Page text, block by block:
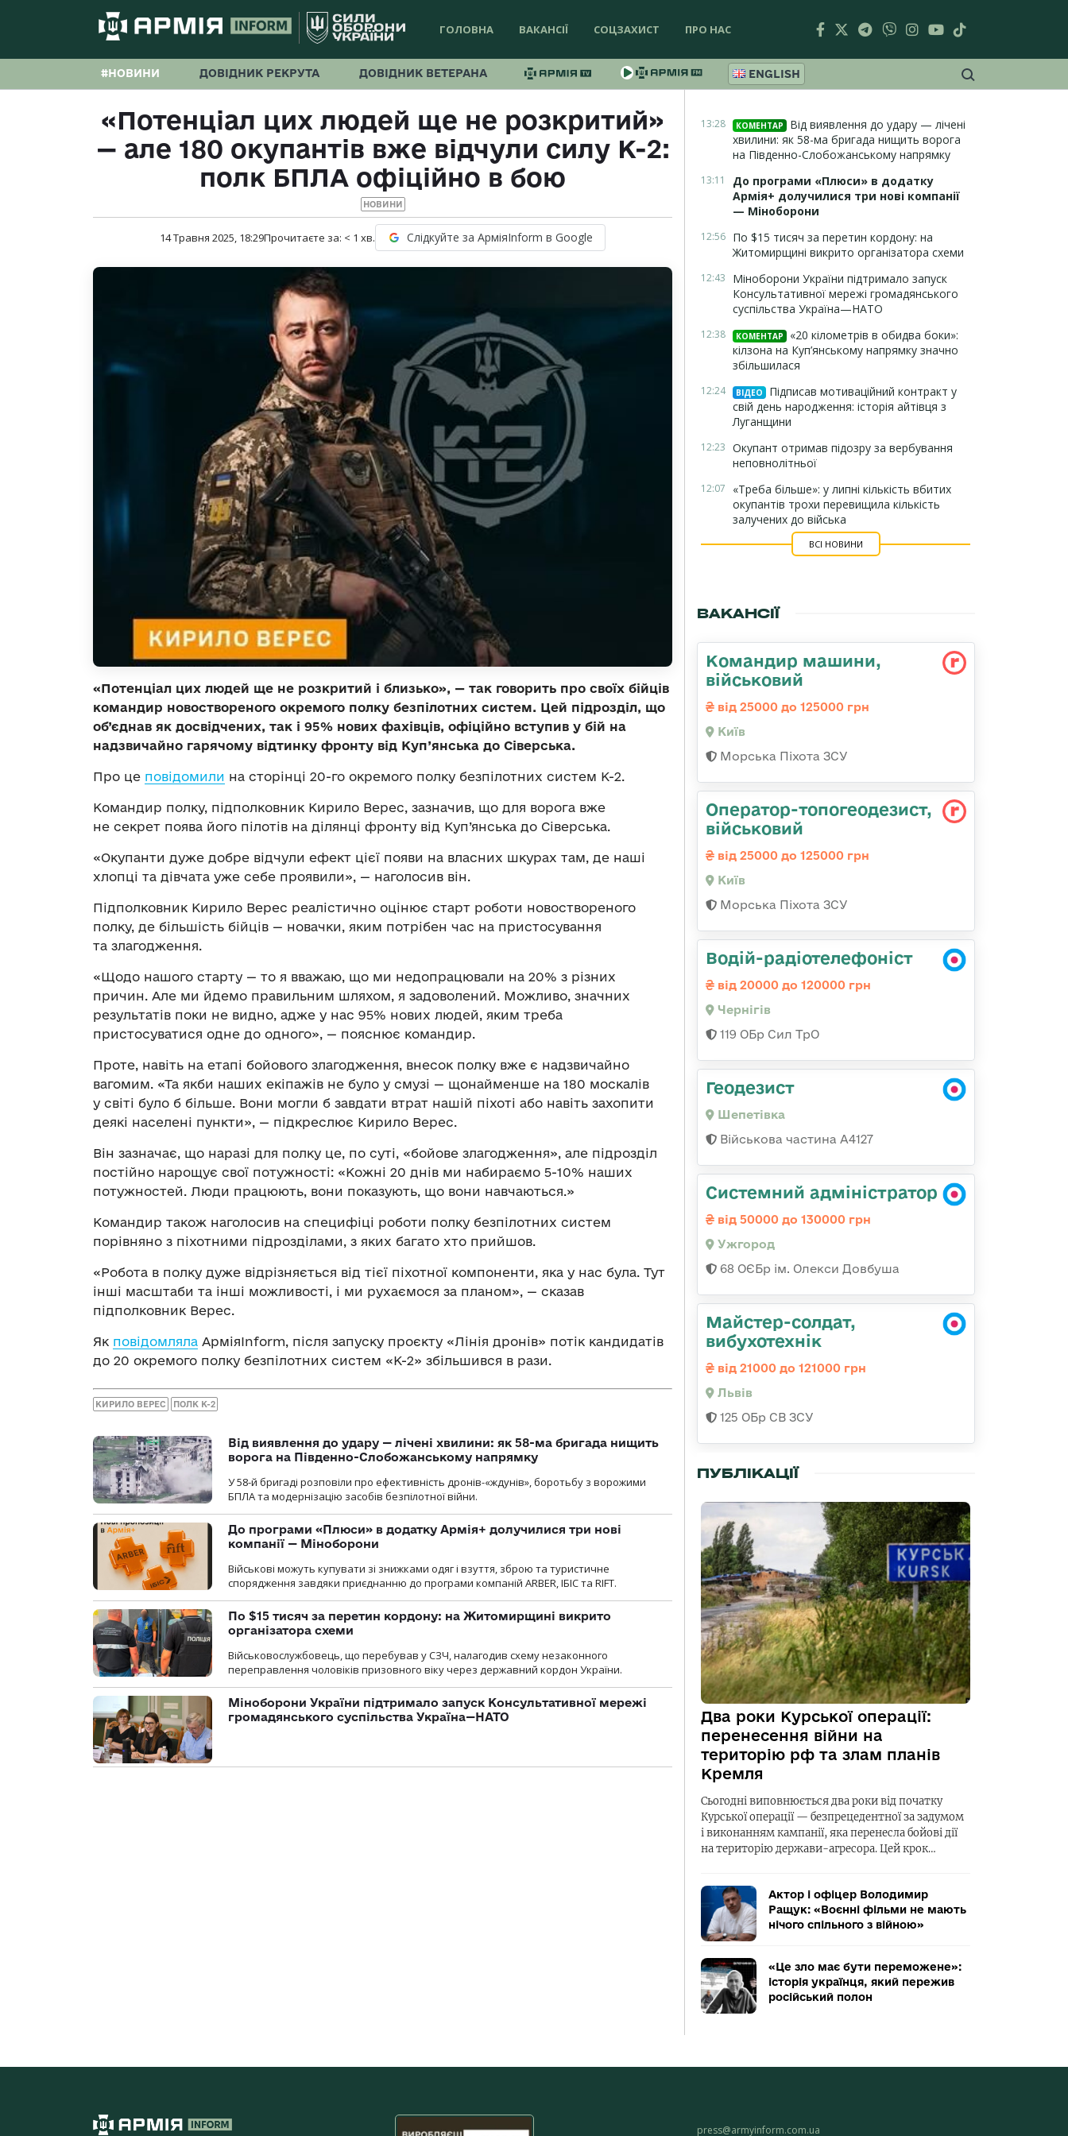
ГОЛОВНА ВАКАНСІЇ СОЦЗАХИСТ ПРО НАС
#НОВИНИ ДОВІДНИК РЕКРУТА ДОВІДНИК ВЕТЕРАНА ENGLISH
«Потенціал цих людей ще не розкритий»
— але 180 окупантів вже відчули силу К-2:
полк БПЛА офіційно в бою
НОВИНИ
14 Травня 2025, 18:29Прочитаєте за: < 1 хв. Слідкуйте за АрміяInform в Google
«Потенціал цих людей ще не розкритий і близько», — так говорить про своїх бійців
командир новоствореного окремого полку безпілотних систем. Цей підрозділ, що
об’єднав як досвідчених, так і 95% нових фахівців, офіційно вступив у бій на
надзвичайно гарячому відтинку фронту від Куп’янська до Сіверська.
Про це повідомили на сторінці 20-го окремого полку безпілотних систем К-2.
Командир полку, підполковник Кирило Верес, зазначив, що для ворога вже
не секрет поява його пілотів на ділянці фронту від Куп’янська до Сіверська.
«Окупанти дуже добре відчули ефект цієї появи на власних шкурах там, де наші
хлопці та дівчата уже себе проявили», — наголосив він.
Підполковник Кирило Верес реалістично оцінює старт роботи новоствореного
полку, де більшість бійців — новачки, яким потрібен час на пристосування
та злагодження.
«Щодо нашого старту — то я вважаю, що ми недопрацювали на 20% з різних
причин. Але ми йдемо правильним шляхом, я задоволений. Можливо, значних
результатів поки не видно, адже у нас 95% нових людей, яким треба
пристосуватися одне до одного», — пояснює командир.
Проте, навіть на етапі бойового злагодження, внесок полку вже є надзвичайно
вагомим. «Та якби наших екіпажів не було у смузі — щонайменше на 180 москалів
у світі було б більше. Вони могли б завдати втрат нашій піхоті або навіть захопити
деякі населені пункти», — підкреслює Кирило Верес.
Він зазначає, що наразі для полку це, по суті, «бойове злагодження», але підрозділ
постійно нарощує свої потужності: «Кожні 20 днів ми набираємо 5-10% наших
потужностей. Люди працюють, вони показують, що вони навчаються.»
Командир також наголосив на специфіці роботи полку безпілотних систем
порівняно з піхотними підрозділами, з яких багато хто прийшов.
«Робота в полку дуже відрізняється від тієї піхотної компоненти, яка у нас була. Тут
інші масштаби та інші можливості, і ми рухаємося за планом», — сказав
підполковник Верес.
Як повідомляла АрміяInform, після запуску проєкту «Лінія дронів» потік кандидатів
до 20 окремого полку безпілотних систем «К-2» збільшився в рази.
КИРИЛО ВЕРЕС ПОЛК К-2
Від виявлення до удару — лічені хвилини: як 58-ма бригада нищить
ворога на Південно-Слобожанському напрямку
У 58-й бригаді розповіли про ефективність дронів-«ждунів», боротьбу з ворожими
БПЛА та модернізацію засобів безпілотної війни.
До програми «Плюси» в додатку Армія+ долучилися три нові
компанії — Міноборони
Військові можуть купувати зі знижками одяг і взуття, зброю та туристичне
спорядження завдяки приєднанню до програми компаній ARBER, ІБІС та RIFT.
По $15 тисяч за перетин кордону: на Житомирщині викрито
організатора схеми
Військовослужбовець, що перебував у СЗЧ, налагодив схему незаконного
переправлення чоловіків призовного віку через державний кордон України.
Міноборони України підтримало запуск Консультативної мережі
громадянського суспільства Україна—НАТО
13:28 КОМЕНТАР
Від виявлення до удару — лічені
хвилини: як 58-ма бригада нищить ворога
на Південно-Слобожанському напрямку
13:11
До програми «Плюси» в додатку
Армія+ долучилися три нові компанії
— Міноборони
12:56 По $15 тисяч за перетин кордону: на
Житомирщині викрито організатора схеми
12:43
Міноборони України підтримало запуск
Консультативної мережі громадянського
суспільства Україна—НАТО
12:38 КОМЕНТАР
«20 кілометрів в обидва боки»:
кілзона на Куп’янському напрямку значно
збільшилася
12:24 ВІДЕО
Підписав мотиваційний контракт у
свій день народження: історія айтівця з
Луганщини
12:23 Окупант отримав підозру за вербування
неповнолітньої
12:07
«Треба більше»: у липні кількість вбитих
окупантів трохи перевищила кількість
залучених до війська
ВСІ НОВИНИ
ВАКАНСІЇ
Командир машини,
військовий
від 25000 до 125000 грн
Київ
Морська Піхота ЗСУ
Опеpатоp-топогеодезист,
військовий
від 25000 до 125000 грн
Київ
Морська Піхота ЗСУ
Водій-радіотелефоніст
від 20000 до 120000 грн
Чернігів
119 ОБр Сил ТрО
Геодезист
Шепетівка
Військова частина А4127
Системний адміністратор
від 50000 до 130000 грн
Ужгород
68 ОЄБр ім. Олекси Довбуша
Майстер-солдат,
вибухотехнік
від 21000 до 121000 грн
Львів
125 ОБр СВ ЗСУ
ПУБЛІКАЦІЇ
Два роки Курської операції:
перенесення війни на
територію рф та злам планів
Кремля
Сьогодні виповнюється два роки від початку
Курської операції — безпрецедентної за задумом
і виконанням кампанії, яка перенесла бойові дії
на територію держави-агресора. Цей крок…
Актор і офіцер Володимир
Ращук: «Воєнні фільми не мають
нічого спільного з війною»
«Це зло має бути переможене»:
історія українця, який пережив
російський полон
press@armyinform.com.ua